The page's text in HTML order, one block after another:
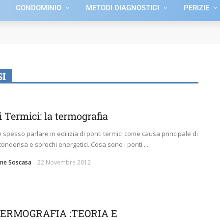
CONDOMINIO METODI DIAGNOSTICI PERIZIE
Termici: la termografia
spesso parlare in edilizia di ponti termici come causa principale di
e sprechi energetici. Cosa sono i ponti ...
Soscasa 22 Novembre 2012
:TEORIA E